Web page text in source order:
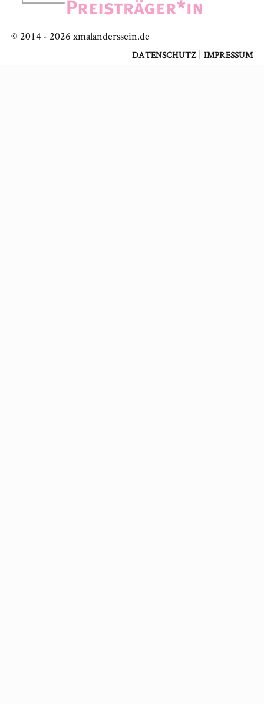
© 2014 - 2026 xmalanderssein.de
DATENSCHUTZ| IMPRESSUM